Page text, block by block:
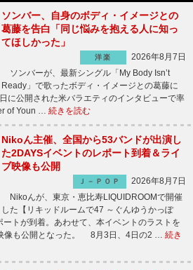
ソンバー、自身のボディ・イメージとの
葛藤を告白「同じ悩みを抱える人に知っ
てほしかった」
洋楽
2026年8月7日
ソンバーが、最新シングル「My Body Isn’t
Ready」で歌ったボディ・イメージとの葛藤に
に公開された米バラエティのインタビューで率
of Youn … 続きを読む
Nikoん主催、全国から53バンドが出演し
た2DAYSイベントのレポート到着＆ライ
ブ映像も公開
Ｊ－ＰＯＰ
2026年8月7日
Nikoんが、東京・恵比寿LIQUIDROOMで開催
した【リキッドルームで47 ～ぐんゆうかっぽ
トが到着。あわせて、本イベントのラストを
像も公開となった。 8月3日、4日の2 … 続き